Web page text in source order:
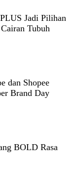
Jadi Pilihan
Tubuh
dan Shopee
Brand Day
BOLD Rasa